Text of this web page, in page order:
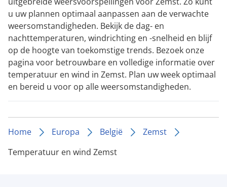
u uw plannen optimaal aanpassen aan de verwachte
weersomstandigheden. Bekijk de dag- en
nachttemperaturen, windrichting en -snelheid en blijf
op de hoogte van toekomstige trends. Bezoek onze
pagina voor betrouwbare en volledige informatie over
temperatuur en wind in Zemst. Plan uw week optimaal
en bereid u voor op alle weersomstandigheden.
Home Europa België
Zemst
Temperatuur en wind Zemst